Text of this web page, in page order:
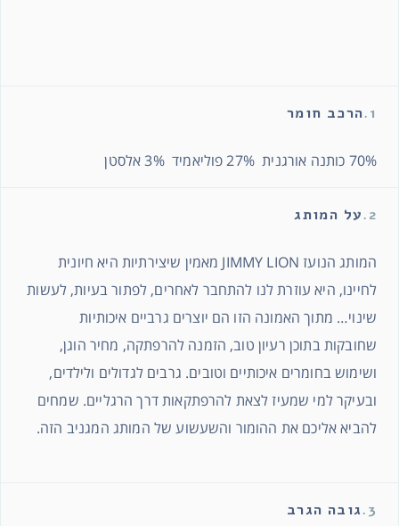
1. הרכב חומר
70% כותנה אורגנית 27% פוליאמיד 3% אלסטן
2. על המותג
המותג הנועז JIMMY LION מאמין שיצירתיות היא חיונית
לחיינו, היא עוזרת לנו להתחבר לאחרים, לפתור בעיות, לעשות
שינוי… מתוך האמונה הזו הם יוצרים גרביים איכותיות
שחובקות בתוכן רעיון טוב, הזמנה להרפתקה, מחיר הוגן,
ושימוש בחומרים איכותיים וטובים. גרבים לגדולים ולילדים,
ובעיקר למי שמעיז לצאת להרפתקאות דרך הרגליים. שמחים
להביא אליכם את ההומור והשעשוע של המותג המגניב הזה.
3. גובה הגרב